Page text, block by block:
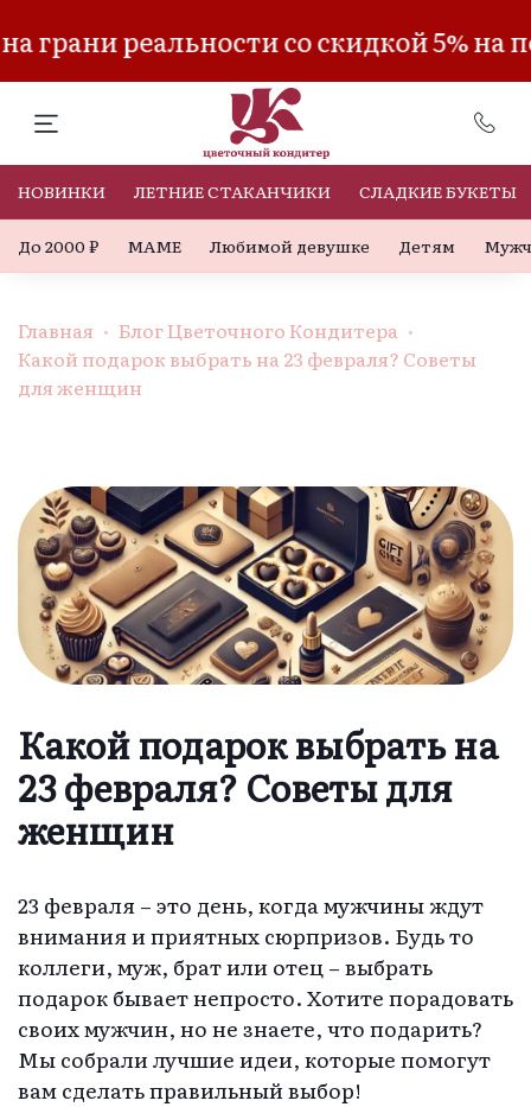
реальности со скидкой 5% на
НОВИНКИ ЛЕТНИЕ СТАКАНЧИКИ СЛАДКИЕ БУКЕТЫ
До 2000 ₽ МАМЕ Любимой девушке Детям
Главная
Блог Цветочного Кондитера
Какой подарок выбрать на 23 февраля? Советы
для женщин
Какой подарок выбрать на
23 февраля? Советы для
женщин
23 февраля – это день, когда мужчины ждут
внимания и приятных сюрпризов. Будь то
коллеги, муж, брат или отец – выбрать
подарок бывает непросто. Хотите порадовать
своих мужчин, но не знаете, что подарить?
Мы собрали лучшие идеи, которые помогут
вам сделать правильный выбор!